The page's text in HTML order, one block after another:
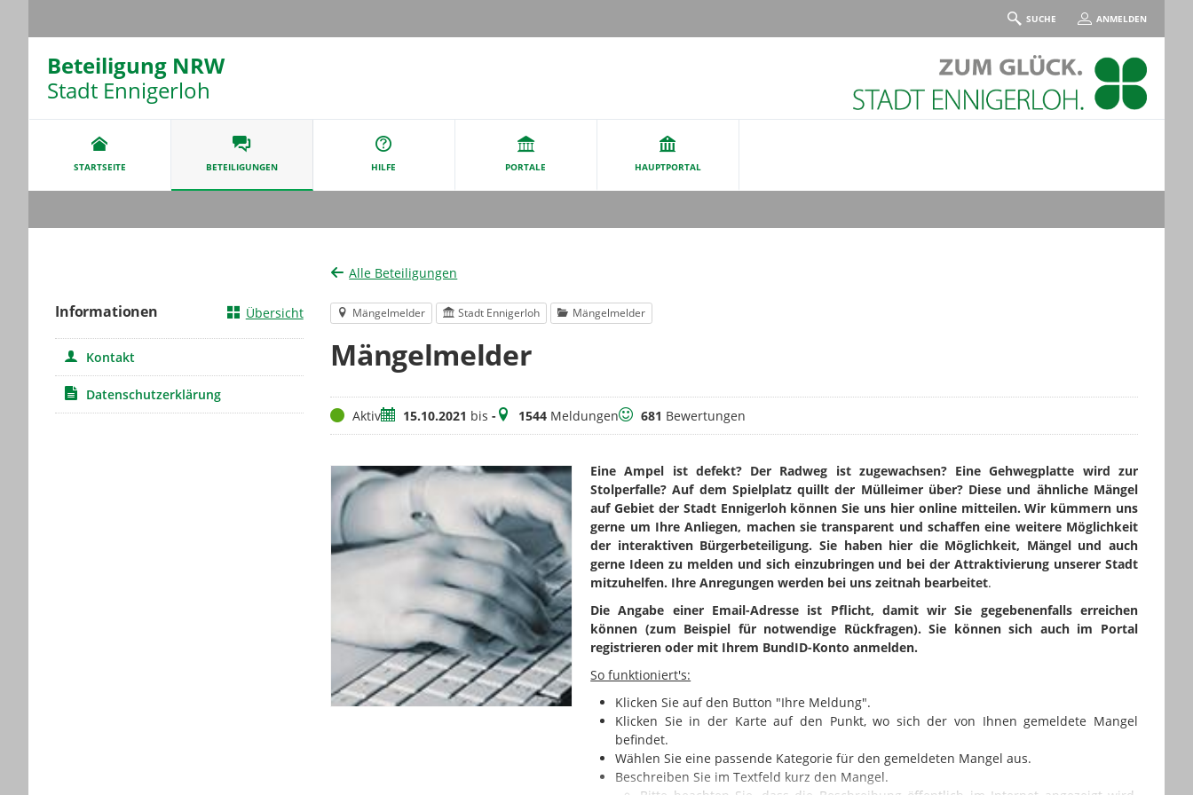
SUCHE ANMELDEN
Beteiligung NRW
Stadt Ennigerloh
STARTSEITE BETEILIGUNGEN HILFE PORTALE HAUPTPORTAL
Alle Beteiligungen
Mängelmelder Stadt Ennigerloh Mängelmelder
Mängelmelder
StatusAktivZeitraum
15.10.2021 bis- Meldungen
1544 MeldungenBewertungen
681 Bewertungen
Eine Ampel ist defekt? Der Radweg ist zugewachsen? Eine Gehwegplatte wird zur
Stolperfalle? Auf dem Spielplatz quillt der Mülleimer über? Diese und ähnliche Mängel
auf Gebiet der Stadt Ennigerloh können Sie uns hier online mitteilen. Wir kümmern uns
gerne um Ihre Anliegen, machen sie transparent und schaffen eine weitere Möglichkeit
der interaktiven Bürgerbeteiligung. Sie haben hier die Möglichkeit, Mängel und auch
gerne Ideen zu melden und sich einzubringen und bei der Attraktivierung unserer Stadt
mitzuhelfen. Ihre Anregungen werden bei uns zeitnah bearbeitet.
Die Angabe einer Email-Adresse ist Pflicht, damit wir Sie gegebenenfalls erreichen
können (zum Beispiel für notwendige Rückfragen). Sie können sich auch im Portal
registrieren oder mit Ihrem BundID-Konto anmelden.
So funktioniert's:
Klicken Sie auf den Button "Ihre Meldung".
Klicken Sie in der Karte auf den Punkt, wo sich der von Ihnen gemeldete Mangel
befindet.
Wählen Sie eine passende Kategorie für den gemeldeten Mangel aus.
Beschreiben Sie im Textfeld kurz den Mangel.
Informationen Übersicht
Kontakt
Datenschutzerklärung